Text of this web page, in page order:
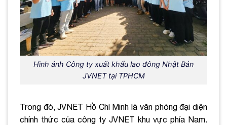
Hình ảnh Công ty xuất khẩu lao đông Nhật Bản
JVNET tại TPHCM
Trong đó, JVNET Hồ Chí Minh là văn phòng đại diện
chính thức của công ty JVNET khu vực phía Nam.